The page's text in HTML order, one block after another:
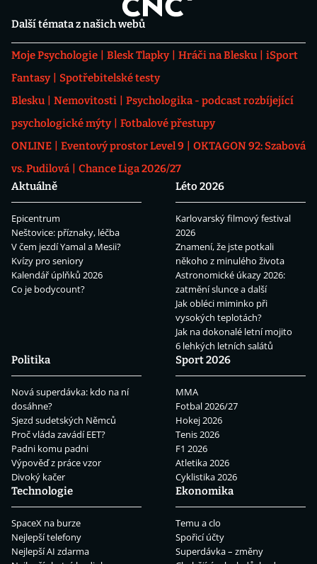
Další témata z našich webů
Moje Psychologie Blesk Tlapky Hráči na Blesku
iSport
Fantasy
Spotřebitelské testy
Blesku
Nemovitosti
Psychologika - podcast rozbíjející
psychologické mýty
Fotbalové přestupy
ONLINE
Eventový prostor Level 9
OKTAGON 92: Szabová
vs. Pudilová
Chance Liga 2026/27
Aktuálně
Epicentrum
Neštovice: příznaky, léčba
V čem jezdí Yamal a Mesii?
Kvízy pro seniory
Kalendář úplňků 2026
Co je bodycount?
Léto 2026
Karlovarský filmový festival
2026
Znamení, že jste potkali
někoho z minulého života
Astronomické úkazy 2026:
zatmění slunce a další
Jak obléci miminko při
vysokých teplotách?
Jak na dokonalé letní mojito
6 lehkých letních salátů
Politika
Nová superdávka: kdo na ní
dosáhne?
Sjezd sudetských Němců
Proč vláda zavádí EET?
Padni komu padni
Výpověď z práce vzor
Divoký kačer
Sport 2026
MMA
Fotbal 2026/27
Hokej 2026
Tenis 2026
F1 2026
Atletika 2026
Cyklistika 2026
Technologie
SpaceX na burze
Nejlepší telefony
Nejlepší AI zdarma
Ekonomika
Temu a clo
Spořicí účty
Superdávka – změny